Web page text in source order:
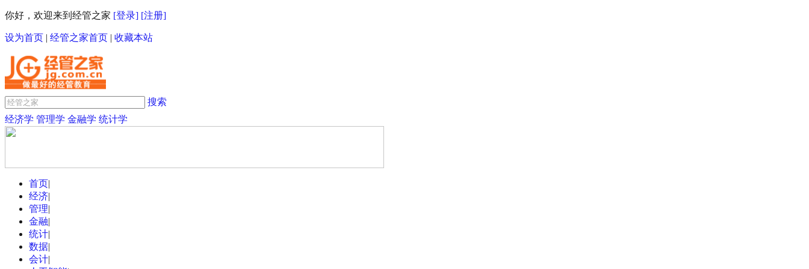
你好，欢迎来到经管之家 [登录] [注册]
设为首页 | 经管之家首页 | 收藏本站
搜索
经济学 管理学 金融学 统计学
首页|
经济|
管理|
金融|
统计|
数据|
会计|